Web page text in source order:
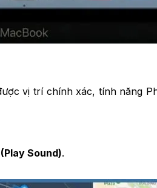
vị trí chính xác, tính năng
Sound).